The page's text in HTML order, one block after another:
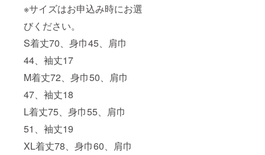
※サイズはお申込み時にお選
びください。
S着丈70、身巾45、肩巾
44、袖丈17
M着丈72、身巾50、肩巾
47、袖丈18
L着丈75、身巾55、肩巾
51、袖丈19
XL着丈78、身巾60、肩巾